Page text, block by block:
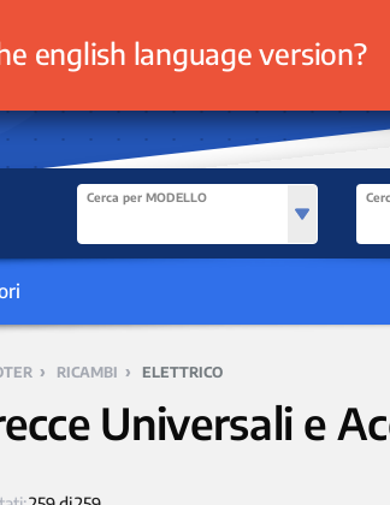
Cerca per MODELLO
› RICAMBI › ELETTRICO
Universali e
english language version?